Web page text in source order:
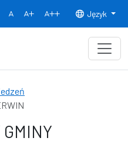
Normalny rozmiar czcionki
Rozmiar czcionki 150% Rozmiar
Język